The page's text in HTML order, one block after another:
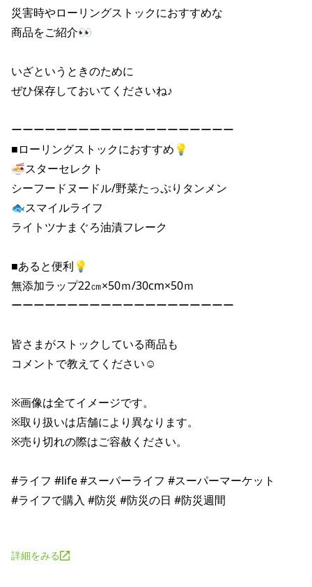
災害時やローリングストックにおすすめな
商品をご紹介👀
いざというときのために
ぜひ保存しておいてくださいね♪
ーーーーーーーーーーーーーーーーーーーー
■ローリングストックにおすすめ💡
🍜スターセレクト
シーフードヌードル/野菜たっぷりタンメン
🐟スマイルライフ
ライトツナまぐろ油漬フレーク
■あると便利💡
無添加ラップ22㎝×50ｍ/30cm×50ｍ
ーーーーーーーーーーーーーーーーーーーー
皆さまがストックしている商品も
コメントで教えてください☺
※画像は全てイメージです。
※取り扱いは店舗により異なります。
※売り切れの際はご容赦ください。
#ライフ #life #スーパーライフ #スーパーマーケット
#ライフで購入 #防災 #防災の日 #防災週間
詳細をみる